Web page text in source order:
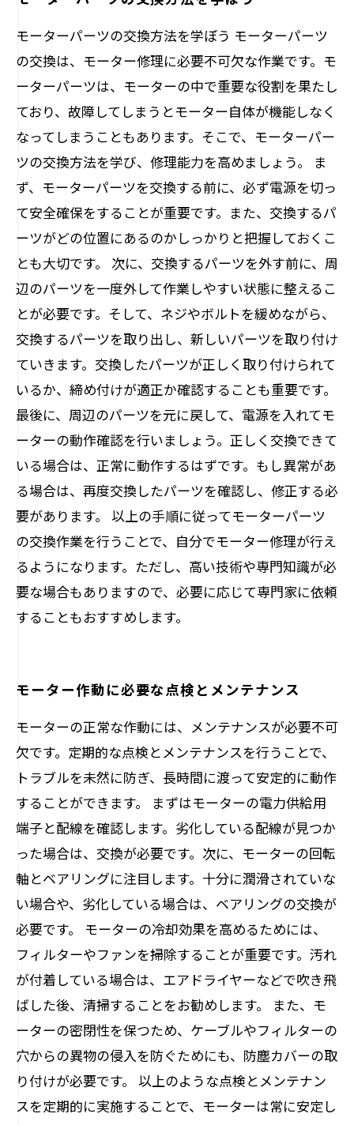
モーターパーツの交換方法を学ぼう モーターパーツ
の交換は、モーター修理に必要不可欠な作業です。モ
ーターパーツは、モーターの中で重要な役割を果たし
ており、故障してしまうとモーター自体が機能しなく
なってしまうこともあります。そこで、モーターパー
ツの交換方法を学び、修理能力を高めましょう。 ま
ず、モーターパーツを交換する前に、必ず電源を切っ
て安全確保をすることが重要です。また、交換するパ
ーツがどの位置にあるのかしっかりと把握しておくこ
とも大切です。 次に、交換するパーツを外す前に、周
辺のパーツを一度外して作業しやすい状態に整えるこ
とが必要です。そして、ネジやボルトを緩めながら、
交換するパーツを取り出し、新しいパーツを取り付け
ていきます。交換したパーツが正しく取り付けられて
いるか、締め付けが適正か確認することも重要です。
最後に、周辺のパーツを元に戻して、電源を入れてモ
ーターの動作確認を行いましょう。正しく交換できて
いる場合は、正常に動作するはずです。もし異常があ
る場合は、再度交換したパーツを確認し、修正する必
要があります。 以上の手順に従ってモーターパーツ
の交換作業を行うことで、自分でモーター修理が行え
るようになります。ただし、高い技術や専門知識が必
要な場合もありますので、必要に応じて専門家に依頼
することもおすすめします。
モーター作動に必要な点検とメンテナンス
モーターの正常な作動には、メンテナンスが必要不可
欠です。定期的な点検とメンテナンスを行うことで、
トラブルを未然に防ぎ、長時間に渡って安定的に動作
することができます。 まずはモーターの電力供給用
端子と配線を確認します。劣化している配線が見つか
った場合は、交換が必要です。次に、モーターの回転
軸とベアリングに注目します。十分に潤滑されていな
い場合や、劣化している場合は、ベアリングの交換が
必要です。 モーターの冷却効果を高めるためには、
フィルターやファンを掃除することが重要です。汚れ
が付着している場合は、エアドライヤーなどで吹き飛
ばした後、清掃することをお勧めします。 また、モ
ーターの密閉性を保つため、ケーブルやフィルターの
穴からの異物の侵入を防ぐためにも、防塵カバーの取
り付けが必要です。 以上のような点検とメンテナン
スを定期的に実施することで、モーターは常に安定し